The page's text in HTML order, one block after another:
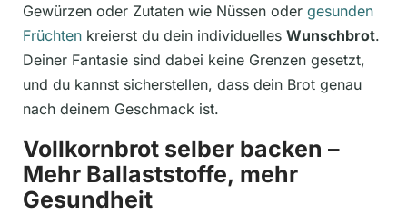
Gewürzen oder Zutaten wie Nüssen oder gesunden
Früchten kreierst du dein individuelles Wunschbrot.
Deiner Fantasie sind dabei keine Grenzen gesetzt,
und du kannst sicherstellen, dass dein Brot genau
nach deinem Geschmack ist.
Vollkornbrot selber backen –
Mehr Ballaststoffe, mehr
Gesundheit